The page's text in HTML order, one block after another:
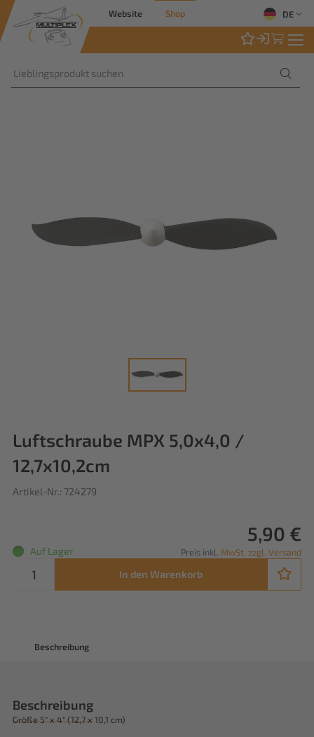
Website Shop DE
Luftschraube MPX 5,0x4,0 /
12,7x10,2cm
Artikel-Nr.: 724279
5,90 €
Preis inkl. MwSt. zzgl. Versand
Auf Lager
In den Warenkorb
Beschreibung
Beschreibung
Größe 5" x 4" (12,7 x 10,1 cm)